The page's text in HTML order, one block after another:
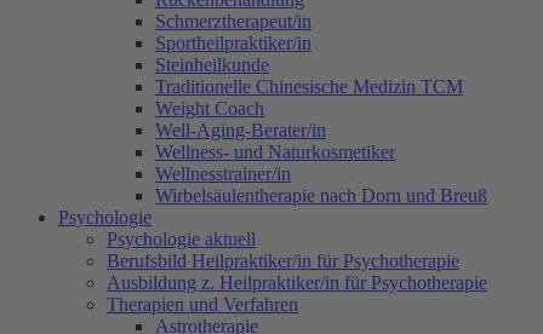
Schmerztherapeut/in
Sportheilpraktiker/in
Steinheilkunde
Traditionelle Chinesische Medizin TCM
Weight Coach
Well-Aging-Berater/in
Wellness- und Naturkosmetiker
Wellnesstrainer/in
Wirbelsäulentherapie nach Dorn und Breuß
Psychologie
Psychologie aktuell
Berufsbild Heilpraktiker/in für Psychotherapie
Ausbildung z. Heilpraktiker/in für Psychotherapie
Therapien und Verfahren
Astrotherapie